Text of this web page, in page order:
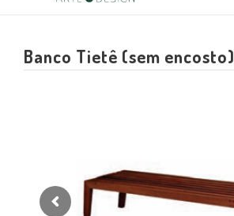
Banco Tietê (sem encosto)